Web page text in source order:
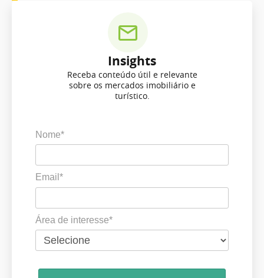
Insights
Receba conteúdo útil e relevante
sobre os mercados imobiliário e
turístico.
Nome*
Email*
Área de interesse*